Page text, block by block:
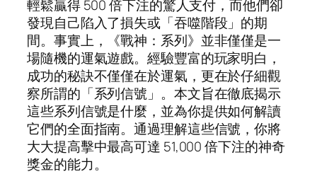
輕鬆贏得 500 倍下注的驚人支付，而他們卻
發現自己陷入了損失或「吞噬階段」的期
間。事實上，《戰神：系列》並非僅僅是一
場隨機的運氣遊戲。經驗豐富的玩家明白，
成功的秘訣不僅僅在於運氣，更在於仔細觀
察所謂的「系列信號」。本文旨在徹底揭示
這些系列信號是什麼，並為你提供如何解讀
它們的全面指南。通過理解這些信號，你將
大大提高擊中最高可達 51,000 倍下注的神奇
獎金的能力。